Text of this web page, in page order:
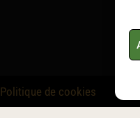
Politique de cookies